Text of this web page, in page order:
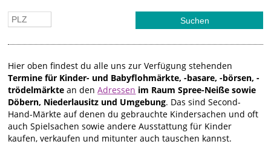
Hier oben findest du alle uns zur Verfügung stehenden
Termine für Kinder- und Babyflohmärkte, -basare, -börsen, -
trödelmärkte an denAdressen im Raum Spree-Neiße sowie
Döbern, Niederlausitz und Umgebung. Das sind Second-
Hand-Märkte auf denen du gebrauchte Kindersachen und oft
auch Spielsachen sowie andere Ausstattung für Kinder
kaufen, verkaufen und mitunter auch tauschen kannst.